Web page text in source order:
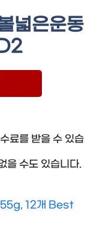
넓은운동
료를 받을 수 있습
을 수도 있습니다.
12개 Best